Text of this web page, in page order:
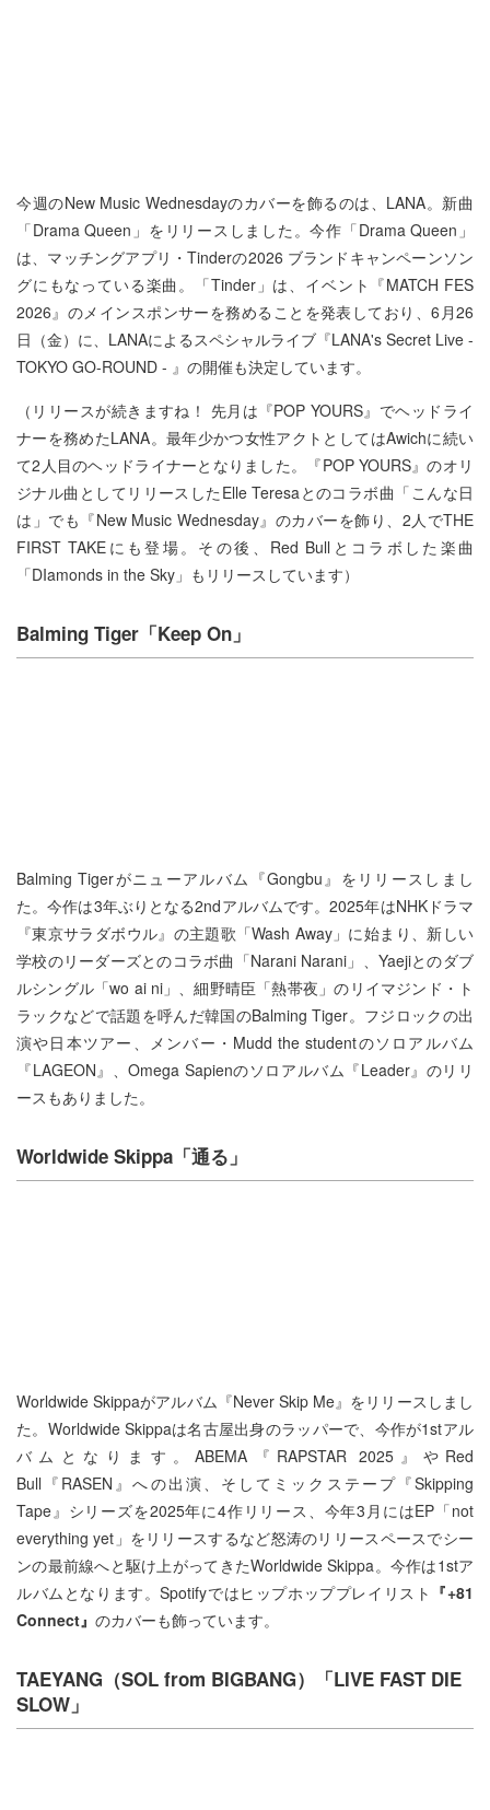
今週のNew Music Wednesdayのカバーを飾るのは、LANA。新曲
「Drama Queen」をリリースしました。今作「Drama Queen」
は、マッチングアプリ・Tinderの2026 ブランドキャンペーンソン
グにもなっている楽曲。「Tinder」は、イベント『MATCH FES
2026』のメインスポンサーを務めることを発表しており、6月26
日（金）に、LANAによるスペシャルライブ『LANA's Secret Live -
TOKYO GO-ROUND - 』の開催も決定しています。
（リリースが続きますね！ 先月は『POP YOURS』でヘッドライ
ナーを務めたLANA。最年少かつ女性アクトとしてはAwichに続い
て2人目のヘッドライナーとなりました。『POP YOURS』のオリ
ジナル曲としてリリースしたElle Teresaとのコラボ曲「こんな日
は」でも『New Music Wednesday』のカバーを飾り、2人でTHE
FIRST TAKEにも登場。その後、Red Bullとコラボした楽曲
「DIamonds in the Sky」もリリースしています）
Balming Tiger「​Keep On」
Balming Tigerがニューアルバム『Gongbu』をリリースしまし
た。今作は3年ぶりとなる2ndアルバムです。2025年はNHKドラマ
『東京サラダボウル』の主題歌「Wash Away」に始まり、新しい
学校のリーダーズとのコラボ曲「Narani Narani」、Yaejiとのダブ
ルシングル「wo ai ni」、細野晴臣「熱帯夜」のリイマジンド・ト
ラックなどで話題を呼んだ韓国のBalming Tiger。フジロックの出
演や日本ツアー、メンバー・Mudd the studentのソロアルバム
『LAGEON』、Omega Sapienのソロアルバム『Leader』のリリ
ースもありました。
Worldwide Skippa「​通る」
Worldwide Skippaがアルバム『Never Skip Me』をリリースしまし
た。Worldwide Skippaは名古屋出身のラッパーで、今作が1stアル
バムとなります。ABEMA『RAPSTAR 2025』やRed
Bull『RASEN』への出演、そしてミックステープ『Skipping
Tape』シリーズを2025年に4作リリース、今年3月にはEP「not
everything yet」をリリースするなど怒涛のリリースペースでシー
ンの最前線へと駆け上がってきたWorldwide Skippa。今作は1stア
ルバムとなります。Spotifyではヒップホッププレイリスト 『+81
Connect』 のカバーも飾っています。
TAEYANG（SOL from BIGBANG）「​LIVE FAST DIE
SLOW」